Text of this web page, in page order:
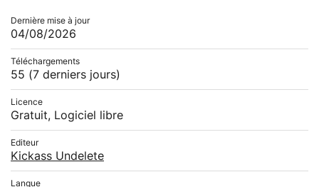
Dernière mise à jour
04/08/2026
Téléchargements
55 (7 derniers jours)
Licence
Gratuit, Logiciel libre
Editeur
Kickass Undelete
Langue